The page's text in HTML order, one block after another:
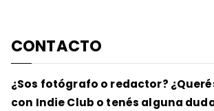
CONTACTO
¿Sos fotógrafo o redactor?
con Indie Club o tenés alguna